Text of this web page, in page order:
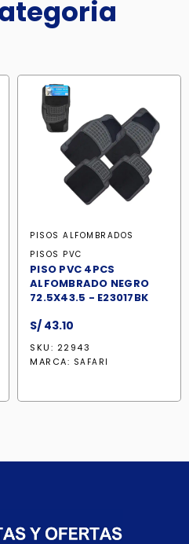
PISOS ALFOMBRADOS
PISOS PVC
PISO PVC 4PCS
ALFOMBRADO NEGRO
72.5X43.5 - E23017BK
S/ 43.10
SKU: 22943
MARCA: SAFARI